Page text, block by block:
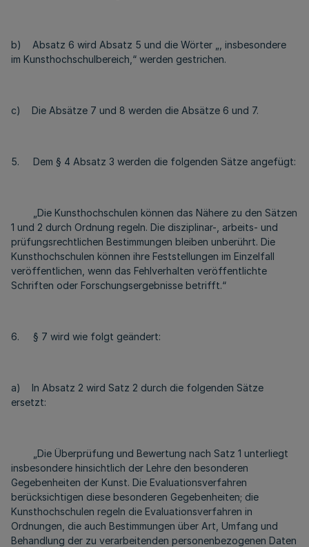
b) Absatz 6 wird Absatz 5 und die Wörter „, insbesondere
im Kunsthochschulbereich,“ werden gestrichen.
c) Die Absätze 7 und 8 werden die Absätze 6 und 7.
5. Dem § 4 Absatz 3 werden die folgenden Sätze angefügt:
„Die Kunsthochschulen können das Nähere zu den Sätzen
1 und 2 durch Ordnung regeln. Die disziplinar-, arbeits- und
prüfungsrechtlichen Bestimmungen bleiben unberührt. Die
Kunsthochschulen können ihre Feststellungen im Einzelfall
veröffentlichen, wenn das Fehlverhalten veröffentlichte
Schriften oder Forschungsergebnisse betrifft.“
6. § 7 wird wie folgt geändert:
a) In Absatz 2 wird Satz 2 durch die folgenden Sätze
ersetzt:
„Die Überprüfung und Bewertung nach Satz 1 unterliegt
insbesondere hinsichtlich der Lehre den besonderen
Gegebenheiten der Kunst. Die Evaluationsverfahren
berücksichtigen diese besonderen Gegebenheiten; die
Kunsthochschulen regeln die Evaluationsverfahren in
Ordnungen, die auch Bestimmungen über Art, Umfang und
Behandlung der zu verarbeitenden personenbezogenen Daten